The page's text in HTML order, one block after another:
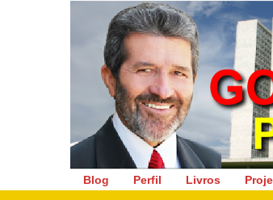
Deputado Federal
Blog Perfil Livros